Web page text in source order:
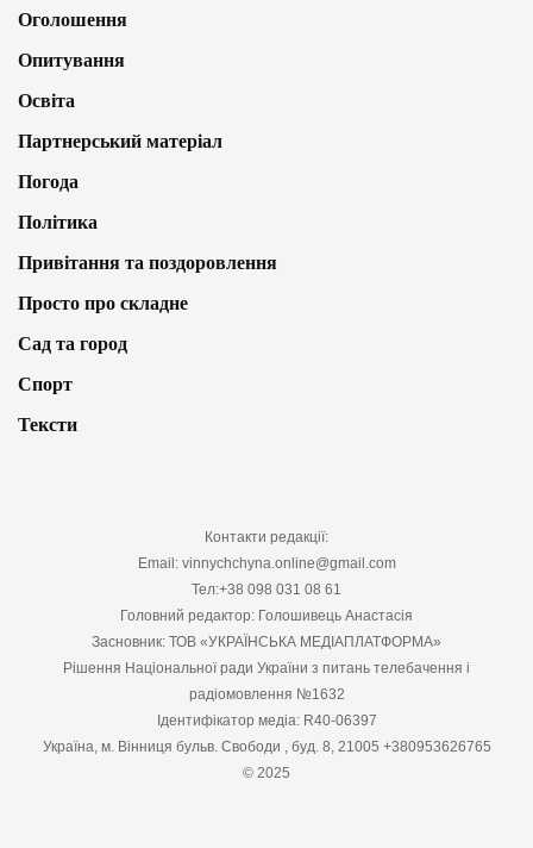
Оголошення
Опитування
Освіта
Партнерський матеріал
Погода
Політика
Привітання та поздоровлення
Просто про складне
Сад та город
Спорт
Тексти
Контакти редакції:
Email: vinnychchyna.online@gmail.com
Тел:+38 098 031 08 61
Головний редактор: Голошивець Анастасія
Засновник: ТОВ «УКРАЇНСЬКА МЕДІАПЛАТФОРМА»
Рішення Національної ради України з питань телебачення і
радіомовлення №1632
Ідентифікатор медіа: R40-06397
Україна, м. Вінниця бульв. Свободи , буд. 8, 21005 +380953626765
© 2025